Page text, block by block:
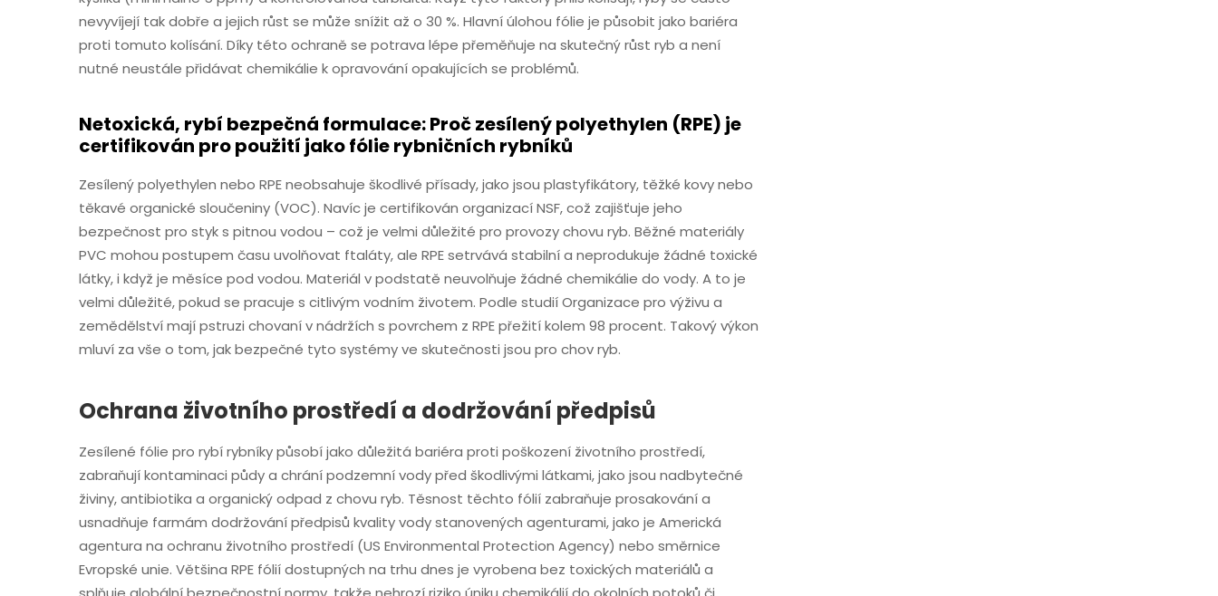
nevyvíjejí tak dobře a jejich růst se může snížit až o 30 %. Hlavní úlohou fólie je působit jako bariéra
proti tomuto kolísání. Díky této ochraně se potrava lépe přeměňuje na skutečný růst ryb a není
nutné neustále přidávat chemikálie k opravování opakujících se problémů.
Netoxická, rybí bezpečná formulace: Proč zesílený polyethylen (RPE) je
certifikován pro použití jako fólie rybničních rybníků
Zesílený polyethylen nebo RPE neobsahuje škodlivé přísady, jako jsou plastyfikátory, těžké kovy nebo
těkavé organické sloučeniny (VOC). Navíc je certifikován organizací NSF, což zajišťuje jeho
bezpečnost pro styk s pitnou vodou – což je velmi důležité pro provozy chovu ryb. Běžné materiály
PVC mohou postupem času uvolňovat ftaláty, ale RPE setrvává stabilní a neprodukuje žádné toxické
látky, i když je měsíce pod vodou. Materiál v podstatě neuvolňuje žádné chemikálie do vody. A to je
velmi důležité, pokud se pracuje s citlivým vodním životem. Podle studií Organizace pro výživu a
zemědělství mají pstruzi chovaní v nádržích s povrchem z RPE přežití kolem 98 procent. Takový výkon
mluví za vše o tom, jak bezpečné tyto systémy ve skutečnosti jsou pro chov ryb.
Ochrana životního prostředí a dodržování předpisů
Zesílené fólie pro rybí rybníky působí jako důležitá bariéra proti poškození životního prostředí,
zabraňují kontaminaci půdy a chrání podzemní vody před škodlivými látkami, jako jsou nadbytečné
živiny, antibiotika a organický odpad z chovu ryb. Těsnost těchto fólií zabraňuje prosakování a
usnadňuje farmám dodržování předpisů kvality vody stanovených agenturami, jako je Americká
agentura na ochranu životního prostředí (US Environmental Protection Agency) nebo směrnice
Evropské unie. Většina RPE fólií dostupných na trhu dnes je vyrobena bez toxických materiálů a